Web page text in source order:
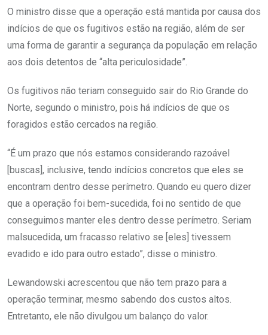
O ministro disse que a operação está mantida por causa dos
indícios de que os fugitivos estão na região, além de ser
uma forma de garantir a segurança da população em relação
aos dois detentos de “alta periculosidade”.
Os fugitivos não teriam conseguido sair do Rio Grande do
Norte, segundo o ministro, pois há indícios de que os
foragidos estão cercados na região.
“É um prazo que nós estamos considerando razoável
[buscas], inclusive, tendo indícios concretos que eles se
encontram dentro desse perímetro. Quando eu quero dizer
que a operação foi bem-sucedida, foi no sentido de que
conseguimos manter eles dentro desse perímetro. Seriam
malsucedida, um fracasso relativo se [eles] tivessem
evadido e ido para outro estado”, disse o ministro.
Lewandowski acrescentou que não tem prazo para a
operação terminar, mesmo sabendo dos custos altos.
Entretanto, ele não divulgou um balanço do valor.